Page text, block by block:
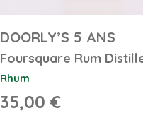
DOORLY’S 5 ANS
Foursquare Rum
Rhum
35,00 €